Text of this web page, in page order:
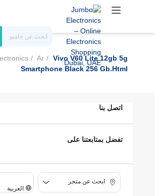
Ar
Vivo V60 Lite 12gb 5g
Smartphone Black 256 Gb.html
اتصل بنا
تفضل بمتابعتنا على
ابحث عن متجر
العربية